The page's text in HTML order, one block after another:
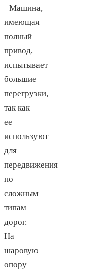
Машина,
имеющая
полный
привод,
испытывает
большие
перегрузки,
так как
ее
используют
для
передвижения
по
сложным
типам
дорог.
На
шаровую
опору